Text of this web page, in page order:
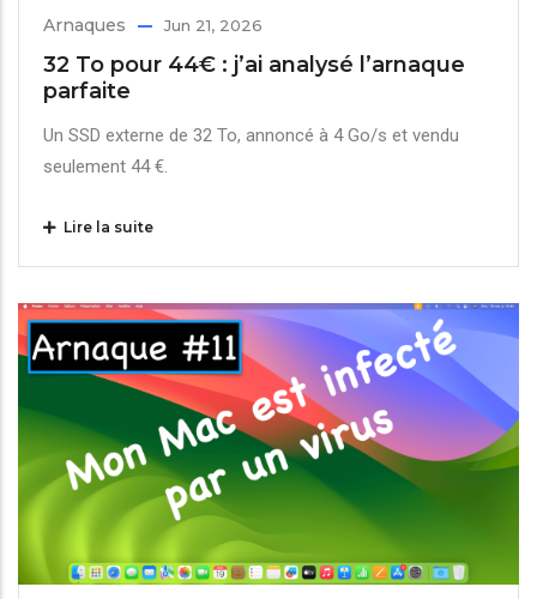
Arnaques Jun 21, 2026
32 To pour 44€ : j’ai analysé l’arnaque
parfaite
Un SSD externe de 32 To, annoncé à 4 Go/s et vendu
seulement 44 €.
Lire la suite